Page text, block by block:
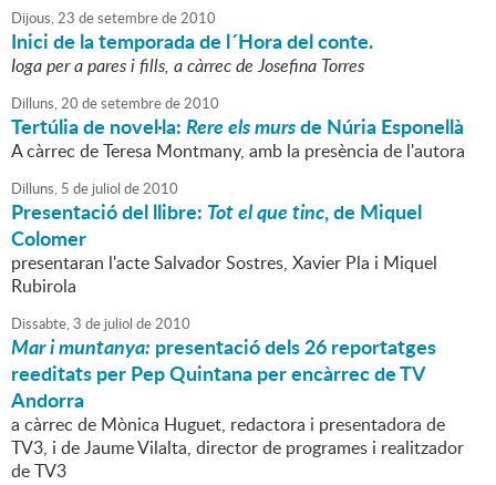
Dijous,23 desetembrede2010
Inici de la temporada de l´Hora del conte.
Ioga per a pares i fills, a càrrec de Josefina Torres
Dilluns,20 desetembrede2010
Tertúlia de novel·la:Rere els mursde Núria Esponellà
A càrrec de Teresa Montmany, amb la presència de l'autora
Dilluns, 5 de juliol de2010
Presentació del llibre: Tot el que tinc, de Miquel
Colomer
presentaran l'acte Salvador Sostres, Xavier Pla i Miquel
Rubirola
Dissabte,3 de juliol de2010
Mar i muntanya: presentació dels 26 reportatges
reeditats per Pep Quintana per encàrrec de TV
Andorra
a càrrec de Mònica Huguet, redactora i presentadora de
TV3, i de Jaume Vilalta, director de programes i realitzador
de TV3